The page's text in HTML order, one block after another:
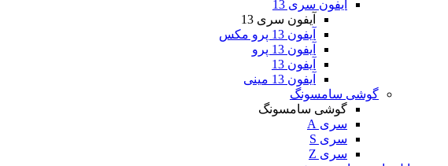
آیفون سری 13
آیفون سری 13
آیفون 13 پرو مکس
آیفون 13 پرو
آیفون 13
آیفون 13 مینی
گوشی سامسونگ
گوشی سامسونگ
سری A
سری S
سری Z